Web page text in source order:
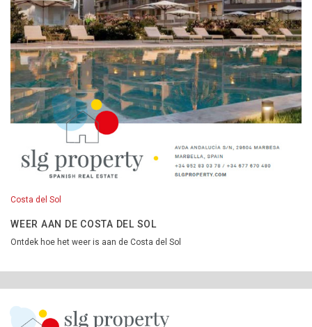
Costa del Sol
WEER AAN DE COSTA DEL SOL
Ontdek hoe het weer is aan de Costa del Sol